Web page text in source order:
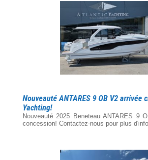
Nouveauté ANTARES 9 OB V2 arrivée
Yachting!
Nouveauté 2025 Beneteau ANTARES 9
concession! Contactez-nous pour plus